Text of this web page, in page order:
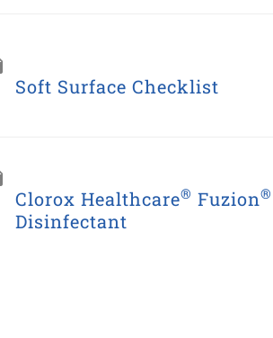
Soft Surface Checklist
Clorox Healthcare® Fuzion®
Disinfectant